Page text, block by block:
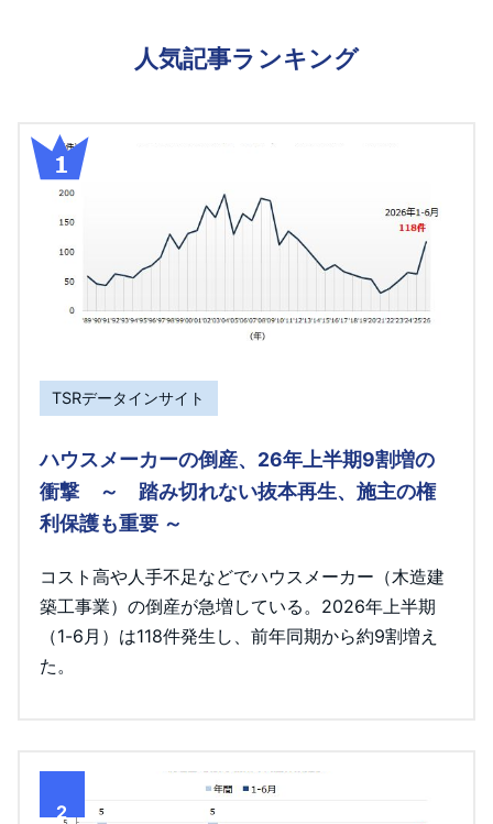
人気記事ランキング
TSRデータインサイト
ハウスメーカーの倒産、26年上半期9割増の
衝撃 ～ 踏み切れない抜本再生、施主の権
利保護も重要 ～
コスト高や人手不足などでハウスメーカー（木造建
築工事業）の倒産が急増している。2026年上半期
（1-6月）は118件発生し、前年同期から約9割増え
た。
2